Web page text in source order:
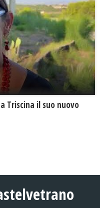
Triscina il suo nuovo